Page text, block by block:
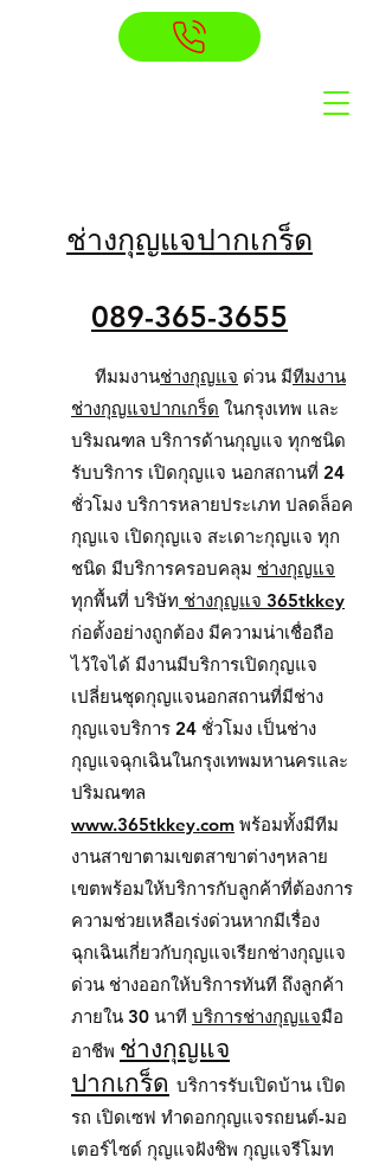
ช่างกุญแจปากเกร็ด
089-365-3655
ทีมมงานช่างกุญแจ ด่วน มีทีมงาน
ช่างกุญแจปากเกร็ด ในกรุงเทพ และ
บริมณฑล บริการด้านกุญแจ ทุกชนิด
รับบริการ เปิดกุญแจ นอกสถานที่ 24
ชั่วโมง บริการหลายประเภท ปลดล็อค
กุญแจ เปิดกุญแจ สะเดาะกุญแจ ทุก
ชนิด มีบริการครอบคลุม ช่างกุญแจ
ทุกพื้นที่ บริษัท ช่างกุญแจ 365tkkey
ก่อตั้งอย่างถูกต้อง มีความน่าเชื่อถือ
ไว้ใจได้ มีงานมีบริการเปิดกุญแจ
เปลี่ยนชุดกุญแจนอกสถานที่มีช่าง
กุญแจบริการ 24 ชั่วโมง เป็นช่าง
กุญแจฉุกเฉินในกรุงเทพมหานครและ
ปริมณฑล
www.365tkkey.com พร้อมทั้งมีทีม
งานสาขาตามเขตสาขาต่างๆหลาย
เขตพร้อมให้บริการกับลูกค้าที่ต้องการ
ความช่วยเหลือเร่งด่วนหากมีเรื่อง
ฉุกเฉินเกี่ยวกับกุญแจเรียกช่างกุญแจ
ด่วน ช่างออกให้บริการทันที ถึงลูกค้า
ภายใน 30 นาที บริการช่างกุญแจมือ
อาชีพ ช่างกุญแจ
ปากเกร็ด บริการรับเปิดบ้าน เปิด
รถ เปิดเซฟ ทำดอกกุญแจรถยนต์-มอ
เตอร์ไซด์ กุญแจฝังชิพ กุญแจรีโมท